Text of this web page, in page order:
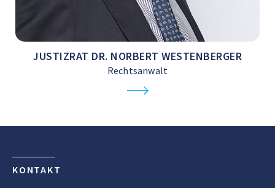
JUSTIZRAT DR. NORBERT WESTENBERGER
Rechtsanwalt
KONTAKT